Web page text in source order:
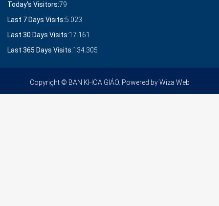
Today's Visitors:79
Last 7 Days Visits:5.023
Last 30 Days Visits:17.161
Last 365 Days Visits:134.305
Copyright © BAN KHOA GIÁO. Powered byWiza Web